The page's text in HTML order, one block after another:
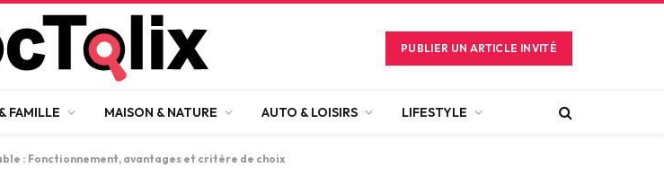
PUBLIER UN ARTICLE INVITÉ
FAMILLE MAISON & NATURE AUTO & LOISIRS LIFESTYLE
: Fonctionnement, avantages et critère de choix